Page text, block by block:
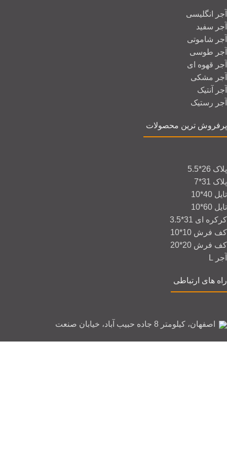
آجر انگلیسی
آجر سفید
آجر شاموتی
آجر طوسی
آجر قهوه ای
آجر مشکی
آجر آنتیک
آجر رستیک
پرفروش ترین محصولات
پلاک 26*5.5
پلاک 31*7
تایل 40*10
تایل 60*10
کرکره ای 31*3.5
کف فرش 10*10
کف فرش 20*20
آجر L
راه های ارتباطی
اصفهان، کیلومتر 8 جاده حبیب آباد، خیابان صنعت